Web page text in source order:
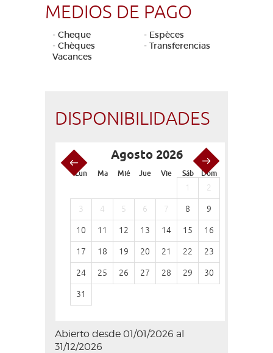
MEDIOS DE PAGO
- Cheque
- Espèces
- Chèques
Vacances
- Transferencias
DISPONIBILIDADES
Agosto 2026
Lun Ma Mié Jue Vie Sáb Dom
1 2
3 4 5 6 7 8 9
10 11 12 13 14 15 16
17 18 19 20 21 22 23
24 25 26 27 28 29 30
31
Abierto desde 01/01/2026 al
31/12/2026